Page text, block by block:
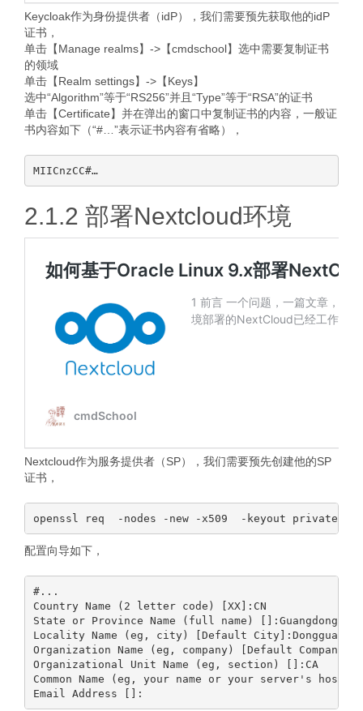
Keycloak作为身份提供者（idP），我们需要预先获取他的idP
证书，
单击【Manage realms】->【cmdschool】选中需要复制证书
的领域
单击【Realm settings】->【Keys】
选中“Algorithm”等于“RS256”并且“Type”等于“RSA”的证书
单击【Certificate】并在弹出的窗口中复制证书的内容，一般证
书内容如下（“#…”表示证书内容有省略），
MIICnzCC#…
2.1.2 部署Nextcloud环境
Nextcloud作为服务提供者（SP），我们需要预先创建他的SP
证书，
配置向导如下，
#...
Country Name (2 letter code) [XX]:CN
State or Province Name (full name) []:Guangdong
Locality Name (eg, city) [Default City]:Dongguan
Organization Name (eg, company) [Default Company
Organizational Unit Name (eg, section) []:CA
Common Name (eg, your name or your server's